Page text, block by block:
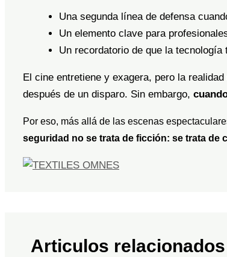
Una segunda línea de defensa
Un elemento clave para
Un recordatorio de que la
El cine entretiene y exagera, pero la realidad
después de un disparo. Sin embargo,
Por eso, más allá de las escenas
seguridad no se trata de ficción: se trata de
Articulos relacionados